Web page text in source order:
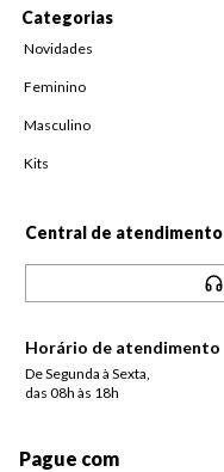
Categorias
Novidades
Feminino
Masculino
Kits
Central de atendimento
Horário de atendimento
De Segunda à Sexta,
das 08h às 18h
Pague com